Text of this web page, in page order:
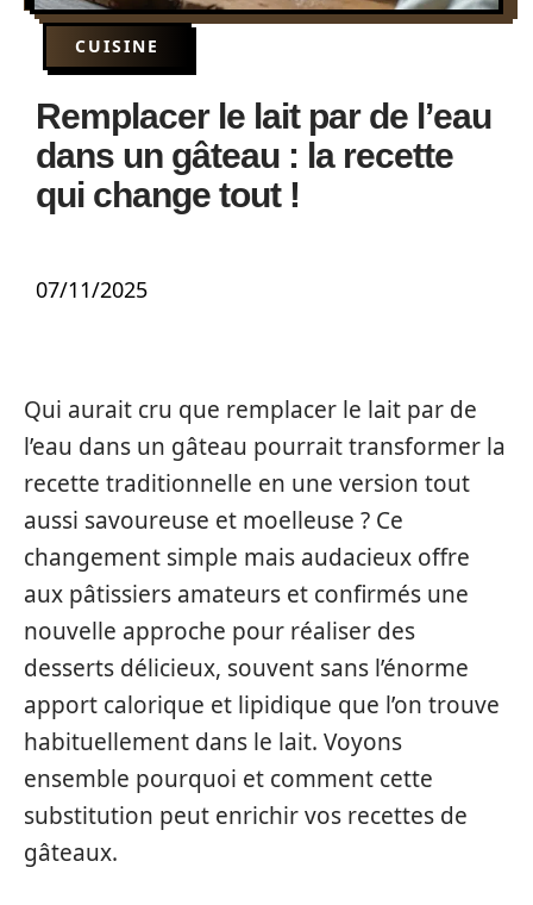
CUISINE
Remplacer le lait par de l’eau
dans un gâteau : la recette
qui change tout !
07/11/2025
Qui aurait cru que remplacer le lait par de
l’eau dans un gâteau pourrait transformer la
recette traditionnelle en une version tout
aussi savoureuse et moelleuse ? Ce
changement simple mais audacieux offre
aux pâtissiers amateurs et confirmés une
nouvelle approche pour réaliser des
desserts délicieux, souvent sans l’énorme
apport calorique et lipidique que l’on trouve
habituellement dans le lait. Voyons
ensemble pourquoi et comment cette
substitution peut enrichir vos recettes de
gâteaux.